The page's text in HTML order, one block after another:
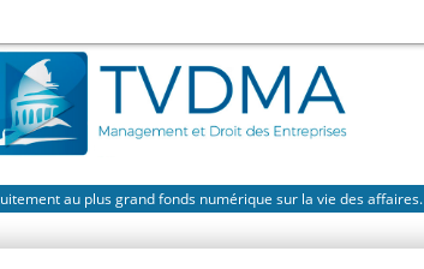
au plus grand fonds numérique sur la vie des affaires.